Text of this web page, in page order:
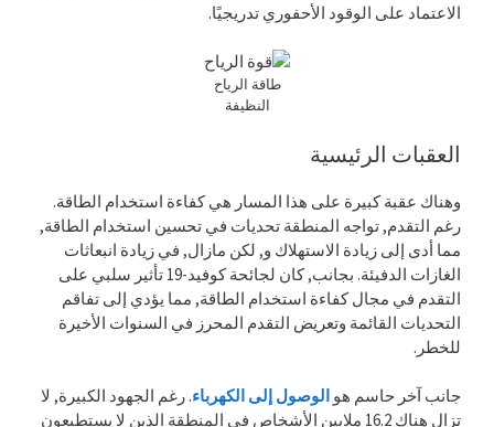
الاعتماد على الوقود الأحفوري تدريجيًا.
طاقة الرياح
النظيفة
العقبات الرئيسية
وهناك عقبة كبيرة على هذا المسار هي كفاءة استخدام الطاقة.
رغم التقدم, تواجه المنطقة تحديات في تحسين استخدام الطاقة,
مما أدى إلى زيادة الاستهلاك و, لكن مازال, في زيادة انبعاثات
الغازات الدفيئة. بجانب, كان لجائحة كوفيد-19 تأثير سلبي على
التقدم في مجال كفاءة استخدام الطاقة, مما يؤدي إلى تفاقم
التحديات القائمة وتعريض التقدم المحرز في السنوات الأخيرة
للخطر.
جانب آخر حاسم هو الوصول إلى الكهرباء. رغم الجهود الكبيرة, لا
تزال هناك 16.2 ملايين الأشخاص في المنطقة الذين لا يستطيعون